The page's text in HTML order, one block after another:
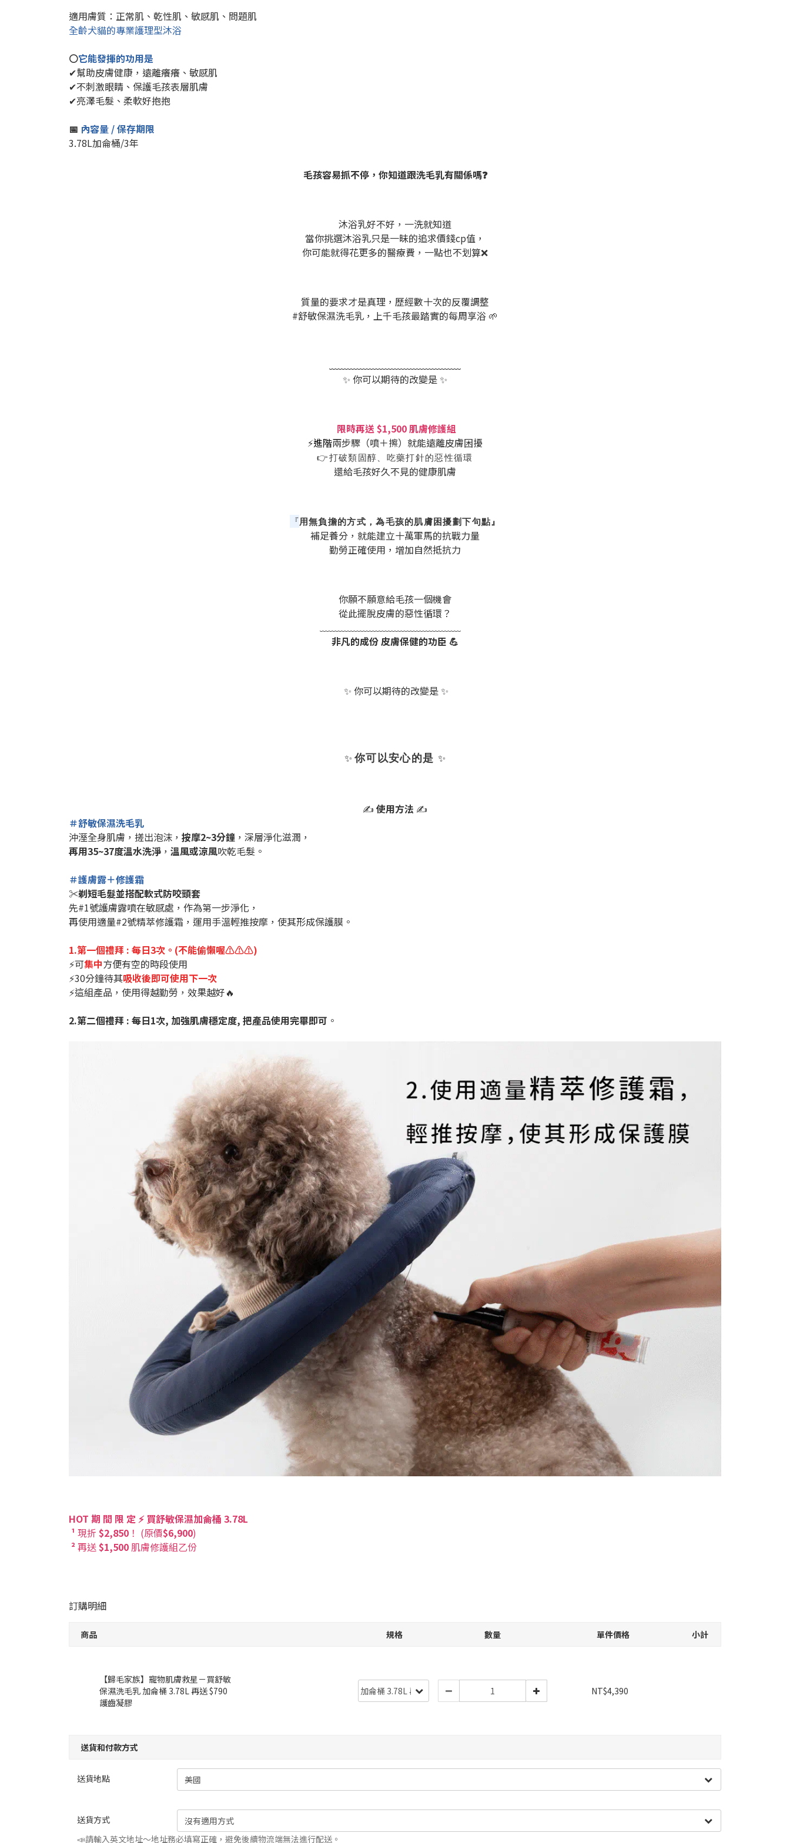
適用膚質：正常肌、乾性肌、敏感肌、問題肌
全齡犬貓的專業護理型沐浴
⚪它能發揮的功用是
✔幫助皮膚健康，遠離癢癢、敏感肌
✔不刺激眼睛、保護毛孩表層肌膚
✔亮澤毛髮、柔軟好抱抱
📅 內容量 / 保存期限
3.78L加侖桶/3年
毛孩容易抓不停，你知道跟洗毛乳有關係嗎❓
沐浴乳好不好，一洗就知道
當你挑選沐浴乳只是一昧的追求價錢cp值，
你可能就得花更多的醫療費，一點也不划算❌
質量的要求才是真理，歷經數十次的反覆調整
#舒敏保濕洗毛乳，上千毛孩最踏實的每周享浴 🌱
﹏﹏﹏﹏﹏﹏﹏﹏﹏﹏﹏﹏﹏﹏
✨ 你可以期待的改變是 ✨
限時再送$1,500肌膚修護組
⚡進階兩步驟（噴＋擦）就能遠離皮膚困擾
👉打破類固醇、吃藥打針的惡性循環
還給毛孩好久不見的健康肌膚
『用無負擔的方式，為毛孩的肌膚困擾劃下句點』
補足養分，就能建立十萬軍馬的抗戰力量
勤勞正確使用，增加自然抵抗力
你願不願意給毛孩一個機會
從此擺脫皮膚的惡性循環？
﹏﹏﹏﹏﹏﹏﹏﹏﹏﹏﹏﹏﹏﹏﹏
非凡的成份 皮膚保健的功臣 💪
✨ 你可以期待的改變是 ✨
✨你可以安心的是 ✨
✍ 使用方法 ✍
＃舒敏保濕洗毛乳
沖溼全身肌膚，搓出泡沫， 按摩2~3分鐘 ，深層淨化滋潤，
再用35~37度溫水洗淨 ， 溫風或涼風吹乾毛髮。
＃護膚露＋修護霜
✂剃短毛髮並搭配軟式防咬頭套
先#1號護膚露噴在敏感處，作為第一步淨化，
再使用適量#2號精萃修護霜，運用手溫輕推按摩，使其形成保護膜。
1.第一個禮拜 : 每日3次。(不能偷懶喔⚠⚠⚠)
⚡可集中方便有空的時段使用
⚡30分鐘待其吸收後即可使用下一次
⚡這組產品，使用得越勤勞，效果越好🔥
2.第二個禮拜 : 每日1次, 加強肌膚穩定度, 把產品使用完畢即可 。
HOT 期 間 限 定 ⚡ 買舒敏保濕加侖桶 3.78L
¹ 現折 $2,850 ！ (原價$6,900)
²再送$1,500 肌膚修護組乙份
訂購明細
商品 規格 數量 單件價格 小計
【歸毛家族】寵物肌膚救星－買舒敏
保濕洗毛乳 加侖桶 3.78L 再送 $790
護齒凝膠
NT$4,390
送貨和付款方式
送貨地點
送貨方式
📣請輸入英文地址～地址務必填寫正確，避免後續物流端無法進行配送。